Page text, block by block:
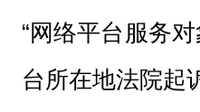
“网络平台服务
台所在地法院起